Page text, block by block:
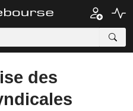
des